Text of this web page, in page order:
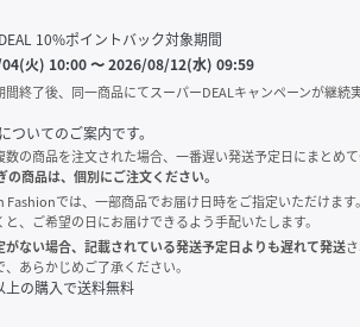
10%ポイントバック対象期間
火) 10:00〜2026/08/12(水) 09:59
終了後、同一商品にてスーパーDEALキャンペーンが継続
ついてのご案内です。
の商品を注文された場合、一番遅い発送予定日にまとめ
の商品は、個別にご注文ください。
では、一部商品でお届け日時をご指定いただけます
と、ご希望の日にお届けできるよう手配いたします。
ない場合、記載されている発送予定日よりも遅れて発送
、あらかじめご了承ください。
上の購入で送料無料